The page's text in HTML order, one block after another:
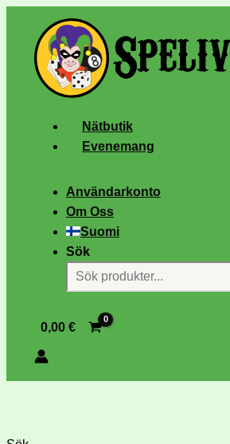
Nätbutik
Evenemang
Användarkonto
Om Oss
Suomi
Sök
0,00€